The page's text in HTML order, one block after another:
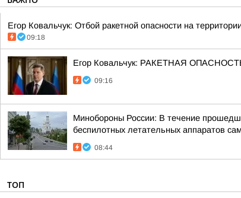
Егор Ковальчук: Отбой ракетной опасности на
09:18
Егор Ковальчук: РАКЕТНАЯ
09:16
Минобороны России: В течение
беспилотных летательных аппаратов
08:44
ТОП